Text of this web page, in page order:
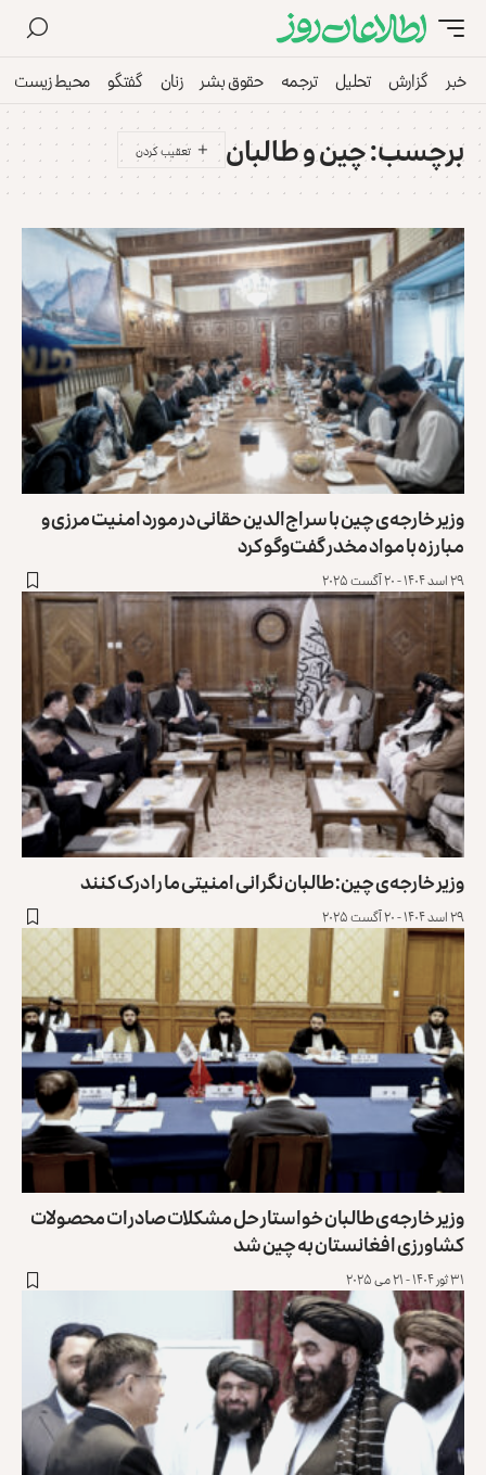
خبر گزارش تحلیل ترجمه حقوق بشر زنان گفتگو محیط زیست
برچسب:چین و طالبان
وزیر خارجه‌‌ی چین با سراج‌الدین حقانی در مورد امنیت مرزی و
مبارزه با مواد مخدر گفت‌وگو کرد
۲۹ اسد ۱۴۰۴ - ۲۰ آگست ۲۰۲۵
وزیر خارجه‌ی چین: طالبان نگرانی امنیتی ما را درک کنند
۲۹ اسد ۱۴۰۴ - ۲۰ آگست ۲۰۲۵
وزیر خارجه‌ی طالبان خواستار حل مشکلات صادرات محصولات
کشاورزی افغانستان به چین شد
۳۱ ثور ۱۴۰۴ - ۲۱ می ۲۰۲۵